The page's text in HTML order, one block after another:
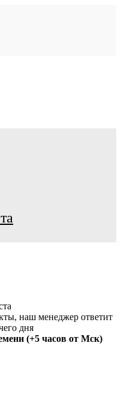
наш менеджер ответит
дня
(+5 часов от Мск)